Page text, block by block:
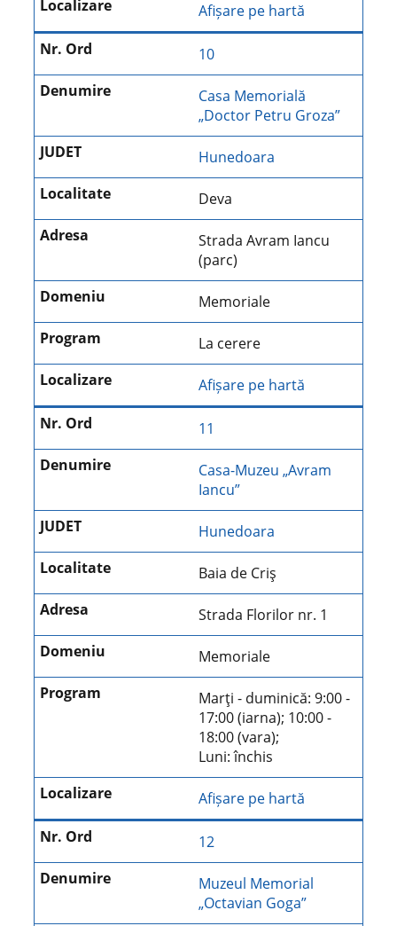
Afișare pe hartă
10
Casa Memorială
„Doctor Petru Groza”
Hunedoara
Deva
Strada Avram Iancu
(parc)
Memoriale
La cerere
Afișare pe hartă
11
Casa-Muzeu „Avram
Iancu”
Hunedoara
Baia de Criş
Strada Florilor nr. 1
Memoriale
Marţi - duminică: 9:00 -
17:00 (iarna); 10:00 -
18:00 (vara);
Luni: închis
Afișare pe hartă
12
Muzeul Memorial
„Octavian Goga”